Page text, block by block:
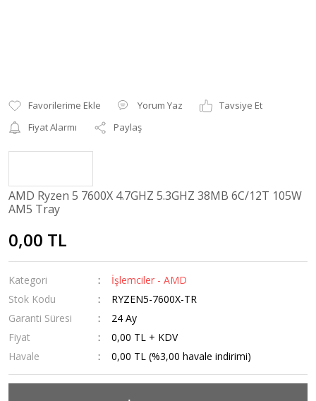
Yorum Yaz
Tavsiye Et
Fiyat Alarmı
Paylaş
AMD Ryzen 5 7600X 4.7GHZ 5.3GHZ 38MB 6C/12T 105W
AM5 Tray
0,00 TL
Kategori
İşlemciler - AMD
Stok Kodu
RYZEN5-7600X-TR
Garanti Süresi
24 Ay
Fiyat
0,00 TL + KDV
Havale
0,00 TL (%3,00 havale indirimi)